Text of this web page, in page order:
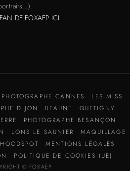
DE FOXAEP ICI
PHOTOGRAPHE CANNES
LES MISS
DIJON BEAUNE
QUETIGNY
PHOTOGRAPHE BESANÇON
LONS LE SAUNIER
MAQUILLAGE
HOODSPOT
MENTIONS LÉGALES
POLITIQUE DE COOKIES (UE)
© FOXAEP